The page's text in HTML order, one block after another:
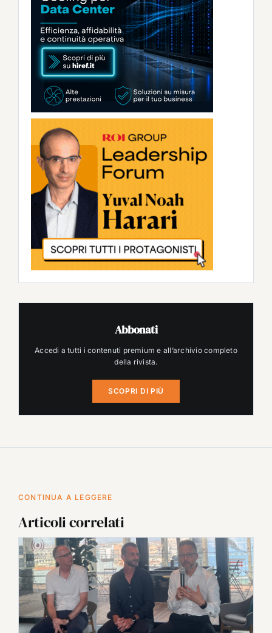
Abbonati
Accedi a tutti i contenuti premium e all’archivio completo
della rivista.
SCOPRI DI PIÙ
CONTINUA A LEGGERE
Articoli correlati